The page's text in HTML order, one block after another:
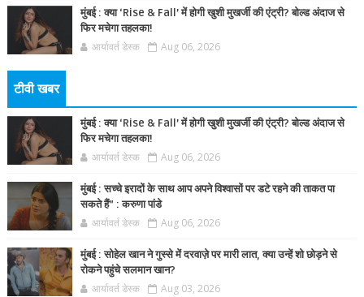
मुंबई : क्या ‘Rise & Fall’ में होगी खुशी मुखर्जी की एंट्री? बोल्ड अंदाज से
फिर मचेगा तहलका!
आर्यावर्त डेस्क Aug 06, 2026
टीवी खबर
मुंबई : क्या ‘Rise & Fall’ में होगी खुशी मुखर्जी की एंट्री? बोल्ड अंदाज से
फिर मचेगा तहलका!
आर्यावर्त डेस्क Aug 06, 2026
मुंबई : सच्चे इरादों के साथ आप अपने विश्वासों पर डटे रहने की ताकत पा
सकते हैं” : करुणा पांडे
आर्यावर्त डेस्क Aug 06, 2026
मुंबई : सोहेल खान ने गुस्से में दरवाज़े पर मारी लात, क्या उन्हें शो छोड़ने से
रोकने पहुंचे सलमान खान?
आर्यावर्त डेस्क Aug 03, 2026